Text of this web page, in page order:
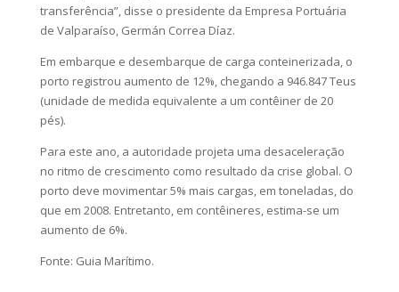
transferência”, disse o presidente da Empresa Portuária
de Valparaíso, Germán Correa Díaz.
Em embarque e desembarque de carga conteinerizada, o
porto registrou aumento de 12%, chegando a 946.847 Teus
(unidade de medida equivalente a um contêiner de 20
pés).
Para este ano, a autoridade projeta uma desaceleração
no ritmo de crescimento como resultado da crise global. O
porto deve movimentar 5% mais cargas, em toneladas, do
que em 2008. Entretanto, em contêineres, estima-se um
aumento de 6%.
Fonte: Guia Marítimo.